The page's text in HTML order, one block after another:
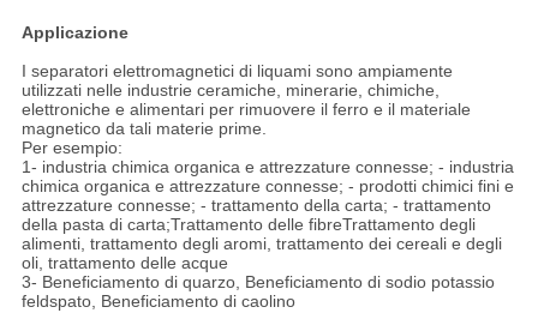
Applicazione
I separatori elettromagnetici di liquami sono ampiamente
utilizzati nelle industrie ceramiche, minerarie, chimiche,
elettroniche e alimentari per rimuovere il ferro e il materiale
magnetico da tali materie prime.
Per esempio:
1- industria chimica organica e attrezzature connesse; - industria
chimica organica e attrezzature connesse; - prodotti chimici fini e
attrezzature connesse; - trattamento della carta; - trattamento
della pasta di carta;Trattamento delle fibreTrattamento degli
alimenti, trattamento degli aromi, trattamento dei cereali e degli
oli, trattamento delle acque
3- Beneficiamento di quarzo, Beneficiamento di sodio potassio
feldspato, Beneficiamento di caolino